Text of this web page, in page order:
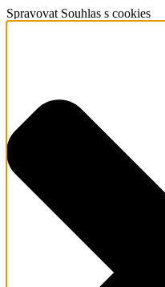
Spravovat Souhlas s cookies